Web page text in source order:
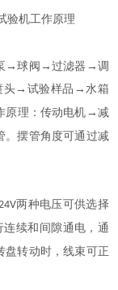
验机工作原理
→球阀→过滤器→调
头→试验样品→水箱
原理：传动电机→减
摆管角度可通过减
两种电压可供选择
连续和间隙通电，通
盘转动时，线束可正